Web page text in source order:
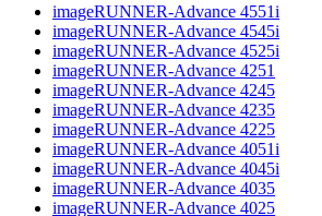
imageRUNNER-Advance 4551i
imageRUNNER-Advance 4545i
imageRUNNER-Advance 4525i
imageRUNNER-Advance 4251
imageRUNNER-Advance 4245
imageRUNNER-Advance 4235
imageRUNNER-Advance 4225
imageRUNNER-Advance 4051i
imageRUNNER-Advance 4045i
imageRUNNER-Advance 4035
imageRUNNER-Advance 4025